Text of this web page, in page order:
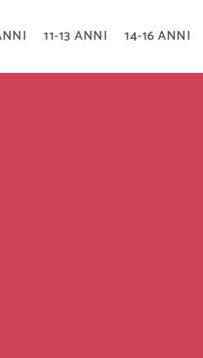
11-13 ANNI 14-16 ANNI